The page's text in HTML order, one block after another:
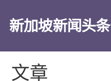
新加坡新闻头条
文章